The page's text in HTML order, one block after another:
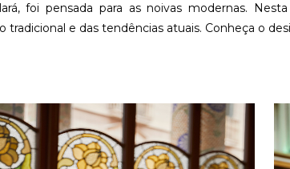
foi pensada para as noivas modernas.
e das tendências atuais. Conheça o